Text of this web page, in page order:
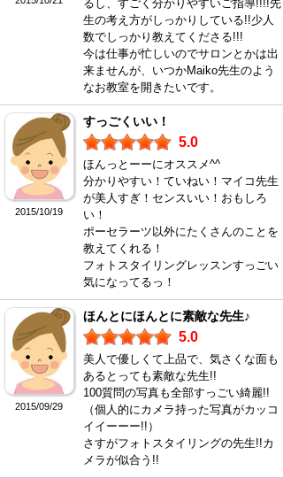
るし、すごく分かりやすいご指導!!!!先
生の考え方がしっかりしている!!少人
数でしっかり教えてくださる!!!
今は仕事が忙しいのでサロンとかは出
来ませんが、いつかMaiko先生のよう
なお教室を開きたいです。
2015/10/19
すっごくいい！
5.0
ほんっとーーにオススメ^^
分かりやすい！ていねい！マイコ先生
が美人すぎ！センスいい！おもしろ
い！
ポーセラーツ以外にたくさんのことを
教えてくれる！
フォトスタイリングレッスンすっごい
気になってるっ！
2015/09/29
ほんとにほんとに素敵な先生♪
5.0
美人で優しくて上品で、気さくな面も
あるとっても素敵な先生!!
100質問の写真も全部すっごい綺麗!!
（個人的にカメラ持った写真がカッコ
イイーーー!!）
さすがフォトスタイリングの先生!!カ
メラが似合う!!